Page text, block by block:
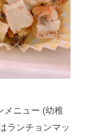
メニュー (幼稚
ランチョンマッ